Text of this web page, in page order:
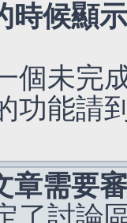
時候顯
個未完
功能請
章需要
了討論